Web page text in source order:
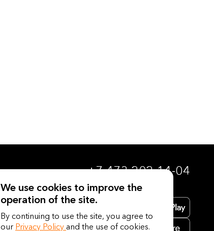
+7 473 202-14-04
We use cookies to improve the
operation of the site.
By continuing to use the site, you agree to
our Privacy Policy and the use of cookies.